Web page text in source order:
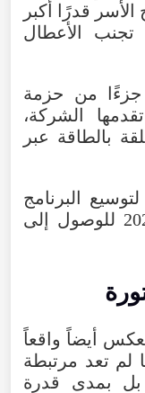
الأسر قدرًا
أكبر
تجنب
الأعطال
جزءًا من
حزمة
تقدمها الشركة،
بالطاقة عبر
لتوسيع
البرنامج
للوصول
إلى
أيضاً واقعاً
لم تعد مرتبطة
بل بمدى
قدرة